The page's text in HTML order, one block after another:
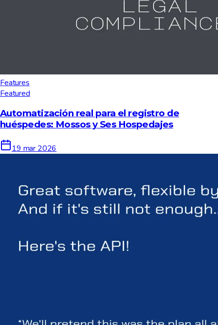
Features
Featured
Automatización real para el registro de
huéspedes: Mossos y Ses Hospedajes
19 mar 2026